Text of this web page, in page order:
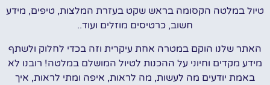
טיול במלטה הקסומה בראש שקט בעזרת המלצות, טיפים, מידע
חשוב, כרטיסים מוזלים ועוד..
האתר שלנו הוקם במטרה אחת עיקרית וזה בכדי לחלוק ולשתף
מידע מקדים וחיוני על ההכנות לטיול המושלם במלטה! רובנו לא
באמת יודעים מה לעשות, מה לראות, איפה ומתי לראות, איך